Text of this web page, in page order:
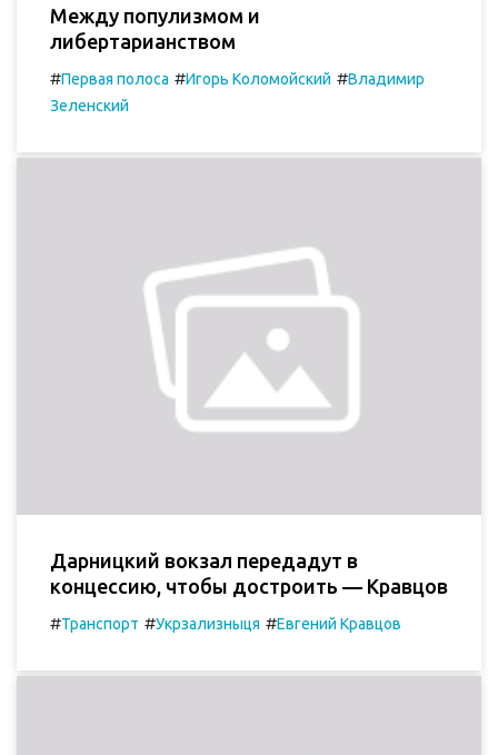
Между популизмом и
либертарианством
#Первая полоса #Игорь Коломойский #Владимир
Зеленский
Дарницкий вокзал передадут в
концессию, чтобы достроить — Кравцов
#Транспорт #Укрзализныця #Евгений Кравцов